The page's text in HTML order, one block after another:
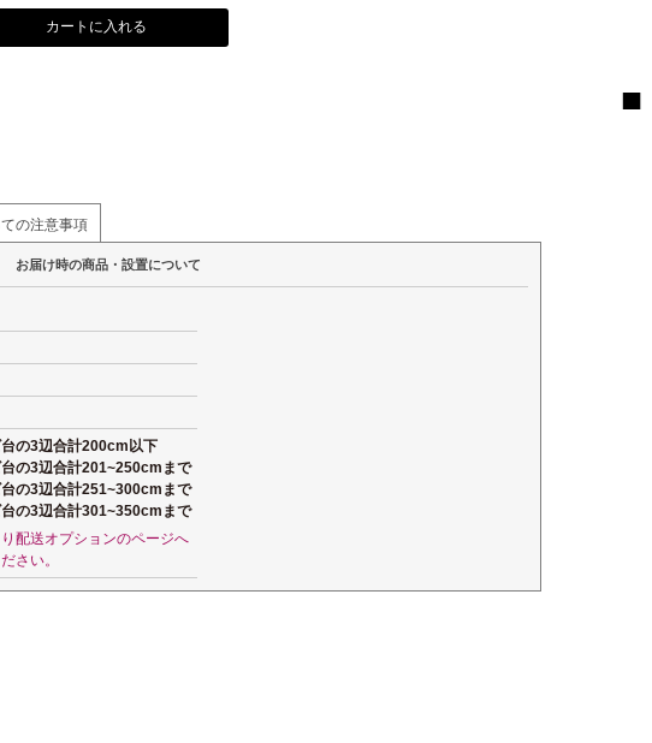
カートに入れる
の注意事項
お届け時の商品・設置について
の3辺合計200cm以下
の3辺合計201~250cmまで
の3辺合計251~300cmまで
の3辺合計301~350cmまで
配送オプションのページへ
さい。